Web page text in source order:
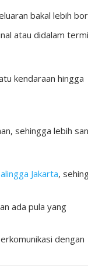
bakal lebih
atau didalam
kendaraan hingga
sehingga lebih
Jakarta,
ada pula yang
dengan